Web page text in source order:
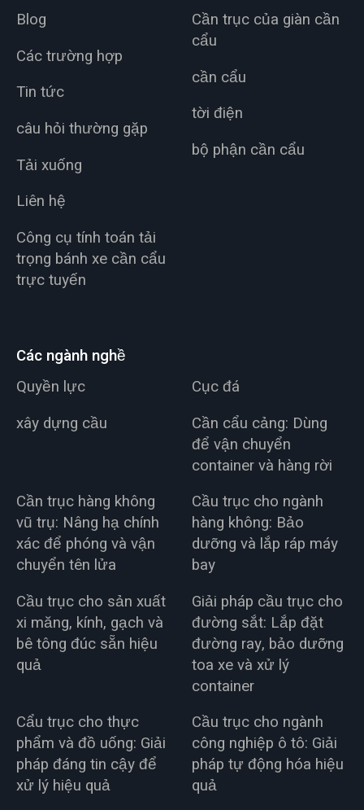
Blog
Các trường hợp
Tin tức
câu hỏi thường gặp
Tải xuống
Liên hệ
Công cụ tính toán tải
trọng bánh xe cần cẩu
trực tuyến
Cần trục của giàn cần
cẩu
cần cẩu
tời điện
bộ phận cần cẩu
Các ngành nghề
Quyền lực
Cục đá
xây dựng cầu
Cần cẩu cảng: Dùng
để vận chuyển
container và hàng rời
Cần trục hàng không
vũ trụ: Nâng hạ chính
xác để phóng và vận
chuyển tên lửa
Cầu trục cho ngành
hàng không: Bảo
dưỡng và lắp ráp máy
bay
Cầu trục cho sản xuất
xi măng, kính, gạch và
bê tông đúc sẵn hiệu
quả
Giải pháp cầu trục cho
đường sắt: Lắp đặt
đường ray, bảo dưỡng
toa xe và xử lý
container
Cẩu trục cho thực
phẩm và đồ uống: Giải
pháp đáng tin cậy để
xử lý hiệu quả
Cầu trục cho ngành
công nghiệp ô tô: Giải
pháp tự động hóa hiệu
quả